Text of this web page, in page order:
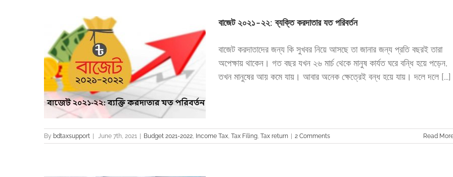
বাজেট ২০২১-২২: ব্যক্তি করদাতার যত পরিবর্তন
বাজেট করদাতাদের জন্য কি সুখবর নিয়ে আসছে তা জানার জন্য প্রতি বছরই তারা
অপেক্ষায় থাকেন। গত বছর যখন ২৬ মার্চ থেকে মানুষ কার্যত ঘরে বন্ধি হয়ে পড়েন,
তখন মানুষের আয় কমে যায়। আবার অনেক ক্ষেত্রেই বন্ধ হয়ে যায়। দলে দলে [...]
By bdtaxsupport June 7th, 2021 Budget 2021-2022, Income Tax, Tax Filing, Tax return 2 Comments Read